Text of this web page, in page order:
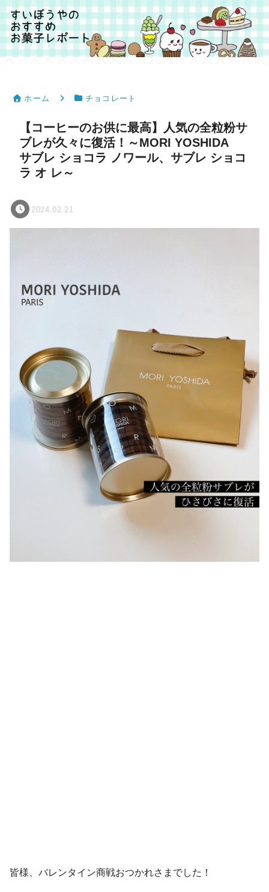
ホーム チョコレート
【コーヒーのお供に最高】人気の全粒粉サ
ブレが久々に復活！～MORI YOSHIDA
サブレ ショコラ ノワール、サブレ ショコ
ラ オ レ～
2024.02.21
皆様、バレンタイン商戦おつかれさまでした！